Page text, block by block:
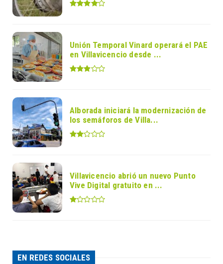
Unión Temporal Vinard operará el PAE
en Villavicencio desde ...
Alborada iniciará la modernización de
los semáforos de Villa...
Villavicencio abrió un nuevo Punto
Vive Digital gratuito en ...
EN REDES SOCIALES